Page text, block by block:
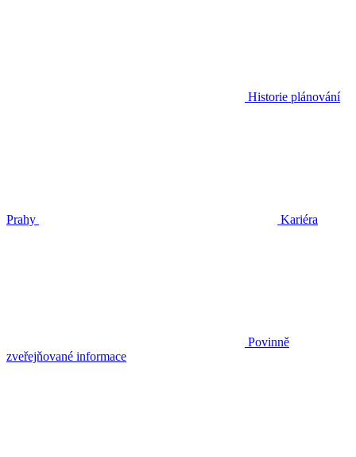
Historie plánování
Prahy Kariéra
Povinně
zveřejňované informace